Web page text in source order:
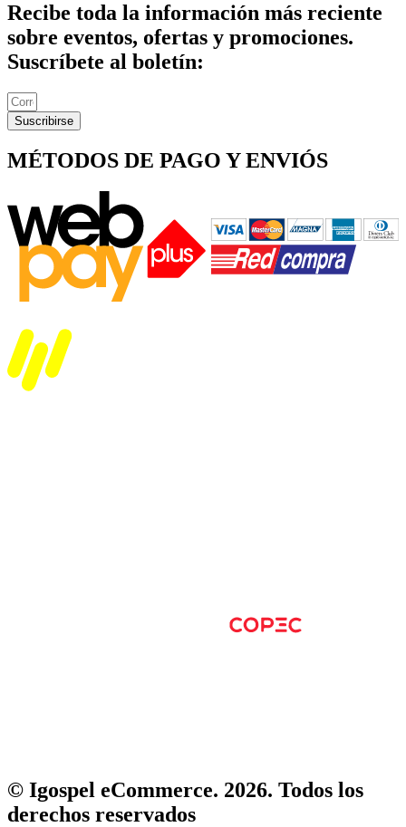
Recibe toda la información más reciente
sobre eventos, ofertas y promociones.
Suscríbete al boletín:
Suscribirse
MÉTODOS DE PAGO Y ENVIÓS
© Igospel eCommerce. 2026. Todos los
derechos reservados